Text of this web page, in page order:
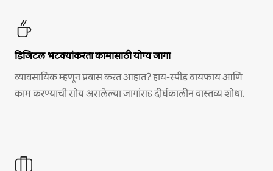
डिजिटल भटक्यांकरता कामासाठी योग्य जागा
व्यावसायिक म्हणून प्रवास करत आहात? हाय-स्पीड वायफाय आणि
काम करण्याची सोय असलेल्या जागांसह दीर्घकालीन वास्तव्य शोधा.